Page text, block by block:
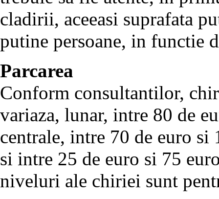
cladirii, aceeasi suprafata
putine persoane, in functie
Parcarea
Conform consultantilor,
variaza, lunar, intre 80 de
centrale, intre 70 de euro
si intre 25 de euro si 75
niveluri ale chiriei sunt